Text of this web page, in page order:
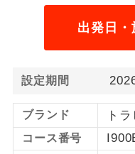
出発日・
設定期間
ブランド ト
コース番号
1名様1室同代
1
コ
ご夫婦限定
ご
女性限定
女
す